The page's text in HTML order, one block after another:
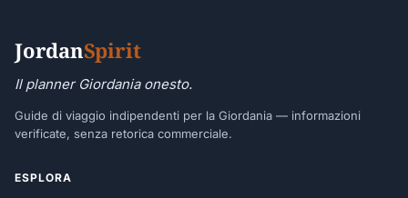
JordanSpirit
Il planner Giordania onesto.
Guide di viaggio indipendenti per la Giordania — informazioni
verificate, senza retorica commerciale.
ESPLORA